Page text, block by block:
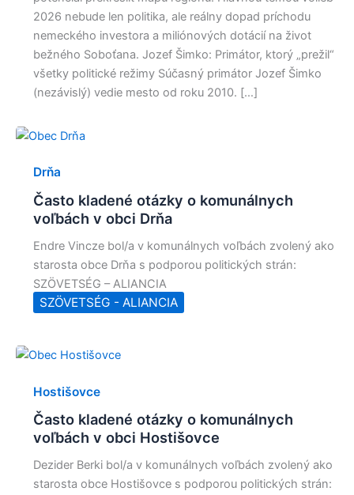
2026 nebude len politika, ale reálny dopad príchodu
nemeckého investora a miliónových dotácií na život
bežného Soboťana. Jozef Šimko: Primátor, ktorý „prežil“
všetky politické režimy Súčasný primátor Jozef Šimko
(nezávislý) vedie mesto od roku 2010. […]
Drňa
Často kladené otázky o komunálnych
voľbách v obci Drňa
Endre Vincze bol/a v komunálnych voľbách zvolený ako
starosta obce Drňa s podporou politických strán:
SZÖVETSÉG – ALIANCIA
SZÖVETSÉG - ALIANCIA
Hostišovce
Často kladené otázky o komunálnych
voľbách v obci Hostišovce
Dezider Berki bol/a v komunálnych voľbách zvolený ako
starosta obce Hostišovce s podporou politických strán: